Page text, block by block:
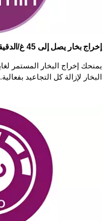
إخراج بخار يصل إلى 45 غ/الدقيقة لإزالة مثالية للتجاعيد
البخار لإزالة كل التجاعيد بفعالية.